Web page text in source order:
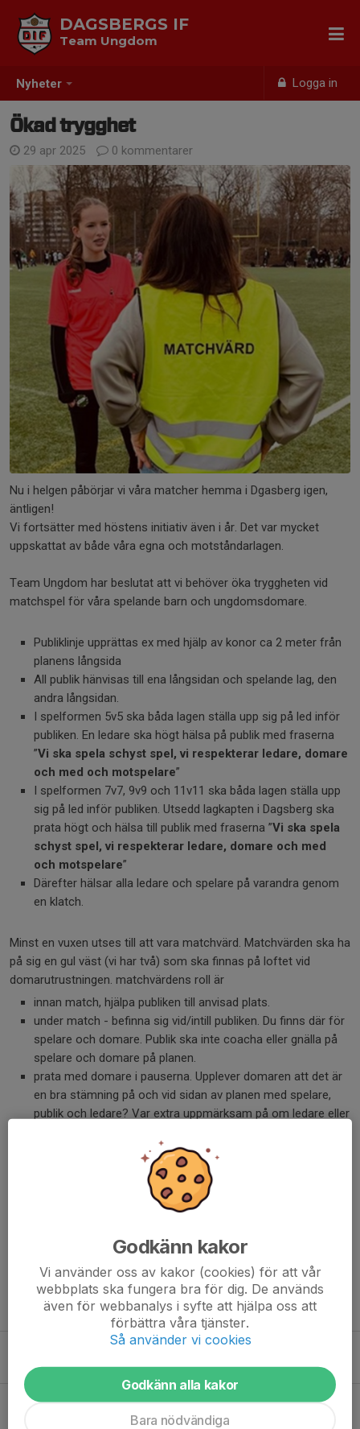
Nyheter Logga in
DAGSBERGS IF
Team Ungdom
Ökad trygghet
29 apr 2025 0 kommentarer
Nu i helgen påbörjar vi våra matcher hemma i Dgasberg igen,
äntligen!
Vi fortsätter med höstens initiativ även i år. Det var mycket
uppskattat av både våra egna och motståndarlagen.
Team Ungdom har beslutat att vi behöver öka tryggheten vid
matchspel för våra spelande barn och ungdomsdomare.
Publiklinje upprättas ex med hjälp av konor ca 2 meter från
planens långsida
All publik hänvisas till ena långsidan och spelande lag, den
andra långsidan.
I spelformen 5v5 ska båda lagen ställa upp sig på led inför
publiken. En ledare ska högt hälsa på publik med fraserna
”Vi ska spela schyst spel, vi respekterar ledare, domare
och med och motspelare”
I spelformen 7v7, 9v9 och 11v11 ska båda lagen ställa upp
sig på led inför publiken. Utsedd lagkapten i Dagsberg ska
prata högt och hälsa till publik med fraserna ”Vi ska spela
schyst spel, vi respekterar ledare, domare och med
och motspelare”
Därefter hälsar alla ledare och spelare på varandra genom
en klatch.
Minst en vuxen utses till att vara matchvärd. Matchvärden ska ha
på sig en gul väst (vi har två) som ska finnas på loftet vid
domarutrustningen. matchvärdens roll är
innan match, hjälpa publiken till anvisad plats.
under match - befinna sig vid/intill publiken. Du finns där för
spelare och domare. Publik ska inte coacha eller gnälla på
spelare och domare på planen.
prata med domare i pauserna. Upplever domaren att det är
en bra stämning på och vid sidan av planen med spelare,
publik och ledare? Var extra uppmärksam på om ledare eller
domslut. Vi har noll tolerans till det!
Lycka till med matcharrangemang och matchspel!
Tidigare nyheter
Planering inför grässtart i Dagsberg
16 apr, 08:46 3
Ledarträff 28/5
0
Godkänn kakor
Vi använder oss av kakor (cookies) för att vår
webbplats ska fungera bra för dig. De används
även för webbanalys i syfte att hjälpa oss att
förbättra våra tjänster.
Så använder vi cookies
Godkänn alla kakor
Bara nödvändiga